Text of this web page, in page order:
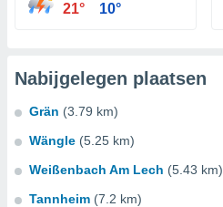
21° 10°
Nabijgelegen plaatsen
Grän (3.79 km)
Wängle (5.25 km)
Weißenbach Am Lech (5.43 km)
Tannheim (7.2 km)